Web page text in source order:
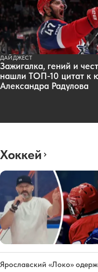
ДАЙДЖЕСТ
Зажигалка, гений и
нашли ТОП-10 цитат к
Александра Радулова
Хоккей
Ярославский «Локо»